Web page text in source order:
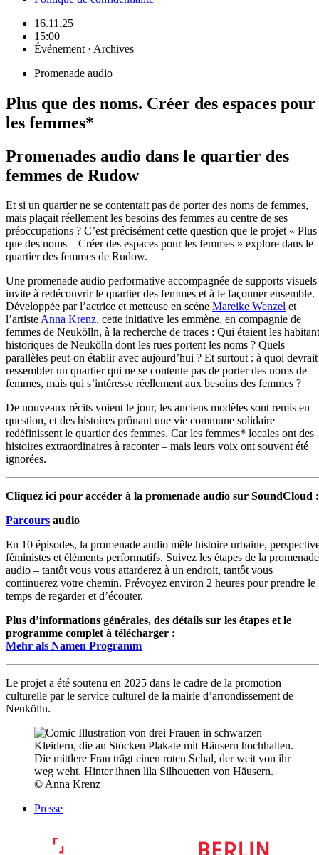
16.11.25
15:00
Événement · Archives
Promenade audio
Plus que des noms. Créer des espaces pour
les femmes*
Promenades audio dans le quartier des
femmes de Rudow
Et si un quartier ne se contentait pas de porter des noms de femmes,
mais plaçait réellement les besoins des femmes au centre de ses
préoccupations ? C’est précisément cette question que le projet « Plus
que des noms – Créer des espaces pour les femmes » explore dans le
quartier des femmes de Rudow.
Une promenade audio performative accompagnée de supports visuels
invite à redécouvrir le quartier des femmes et à le façonner ensemble.
Développée par l’actrice et metteuse en scène Mareike Wenzel et
l’artisteAnna Krenz, cette initiative les emmène, en compagnie de
femmes de Neukölln, à la recherche de traces : Qui étaient les
historiques de Neukölln dont les rues portent les noms ? Quels
parallèles peut-on établir avec aujourd’hui ? Et surtout : à quoi devrait
ressembler un quartier qui ne se contente pas de porter des noms de
femmes, mais qui s’intéresse réellement aux besoins des femmes ?
De nouveaux récits voient le jour, les anciens modèles sont remis en
question, et des histoires prônant une vie commune solidaire
redéfinissent le quartier des femmes. Car les femmes* locales ont des
histoires extraordinaires à raconter – mais leurs voix ont souvent été
ignorées.
Cliquez ici pour accéder à la promenade audio sur SoundCloud :
Parcours audio
En 10 épisodes, la promenade audio mêle histoire urbaine,
féministes et éléments performatifs. Suivez les étapes de la promenade
audio – tantôt vous vous attarderez à un endroit, tantôt vous
continuerez votre chemin. Prévoyez environ 2 heures pour prendre le
temps de regarder et d’écouter.
Plus d’informations générales, des détails sur les étapes et le
programme complet à télécharger :
Mehr als Namen Programm
Le projet a été soutenu en 2025 dans le cadre de la promotion
culturelle par le service culturel de la mairie d’arrondissement de
Neukölln.
© Anna Krenz
Presse